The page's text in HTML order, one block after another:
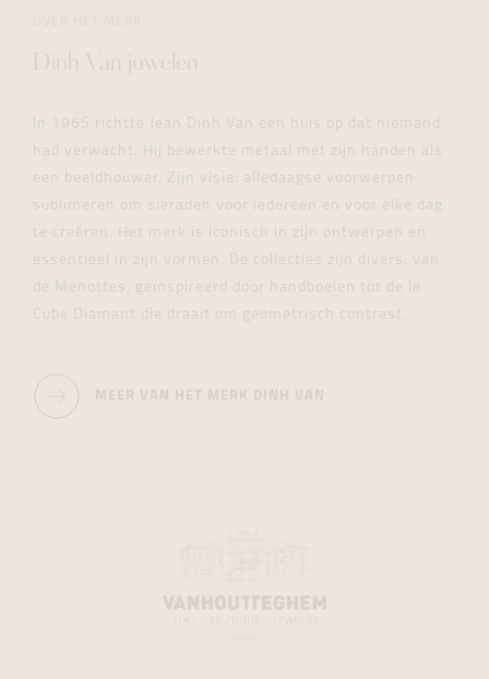
Dinh Van juwelen
In 1965 richtte Jean Dinh Van een huis op dat niemand
had verwacht. Hij bewerkte metaal met zijn handen als
een beeldhouwer. Zijn visie: alledaagse voorwerpen
sublimeren om sieraden voor iedereen en voor elke dag
te creëren. Het merk is iconisch in zijn ontwerpen en
essentieel in zijn vormen. De collecties zijn divers: van
de Menottes, geïnspireerd door handboeien tot de le
Cube Diamant die draait om geometrisch contrast.
MEER VAN HET MERK DINH VAN